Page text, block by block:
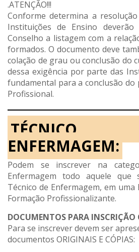
.ATENÇÃO!!!
Conforme determina a
Instituições de Ensino
Conselho a listagem com a
formados. O documento deve
colação de grau ou conclusão do
dessa exigência por parte das
fundamental para a conclusão do
Profissional.
ENFERMAGEM:
Podem se inscrever na
Enfermagem todo aquele
Técnico de Enfermagem, em uma
Formação Profissionalizante.
DOCUMENTOS PARA
Para se inscrever devem ser
documentos ORIGINAIS E CÓPIAS: